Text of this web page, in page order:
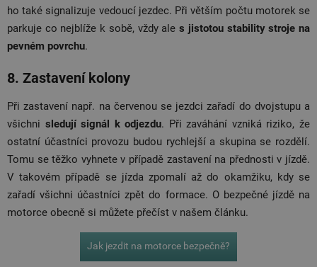
ho také signalizuje vedoucí jezdec. Při větším počtu motorek se
parkuje co nejblíže k sobě, vždy ales jistotou stability stroje na
pevném povrchu.
8. Zastavení kolony
Při zastavení např. na červenou se jezdci zařadí do dvojstupu a
všichni sledují signál k odjezdu. Při zaváhání vzniká riziko, že
ostatní účastníci provozu budou rychlejší a skupina se rozdělí.
Tomu se těžko vyhnete v případě zastavení na přednosti v jízdě.
V takovém případě se jízda zpomalí až do okamžiku, kdy se
zařadí všichni účastníci zpět do formace. O bezpečné jízdě na
motorce obecně si můžete přečíst v našem článku.
Jak jezdit na motorce bezpečně?